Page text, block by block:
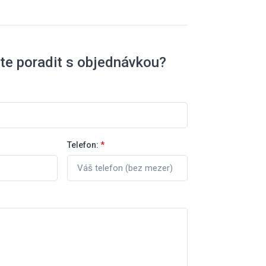
poradit s objednávkou?
Telefon: *